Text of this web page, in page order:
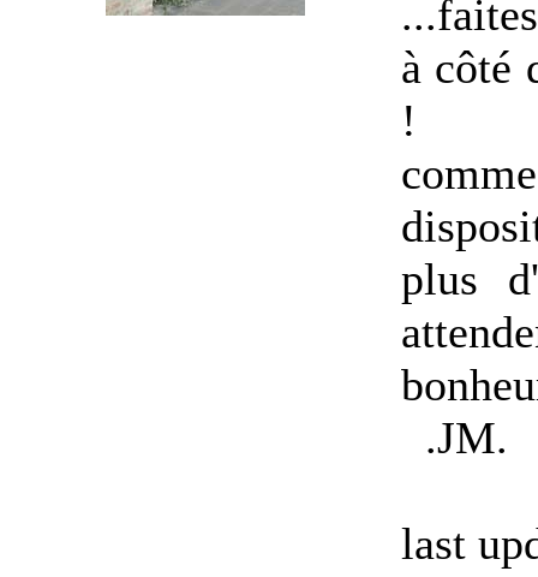
à côté
!
plus
.JM.
last